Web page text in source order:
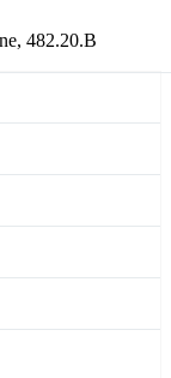
482.20.B